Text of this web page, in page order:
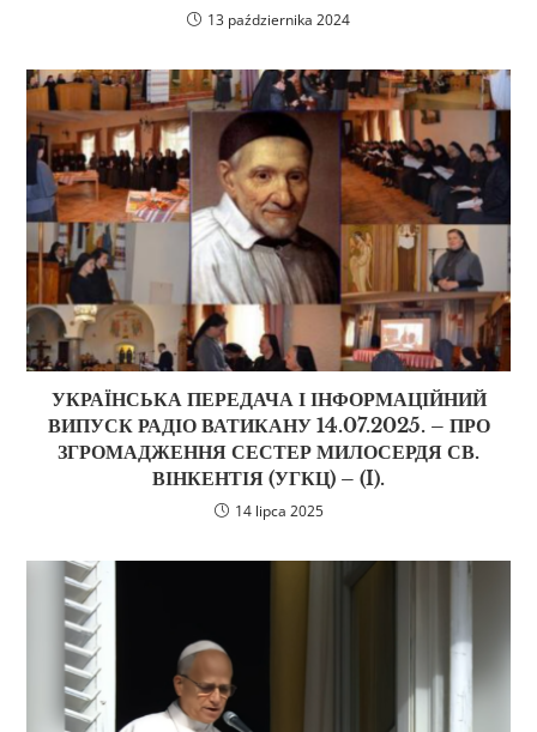
13 października 2024
УКРАЇНСЬКА ПЕРЕДАЧА І ІНФОРМАЦІЙНИЙ
ВИПУСК РАДІО ВАТИКАНУ 14.07.2025. – ПРО
ЗГРОМАДЖЕННЯ СЕСТЕР МИЛОСЕРДЯ СВ.
ВІНКЕНТІЯ (УГКЦ) – (I).
14 lipca 2025